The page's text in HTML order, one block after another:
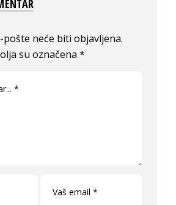
pošte neće biti objavljena.
su označena*